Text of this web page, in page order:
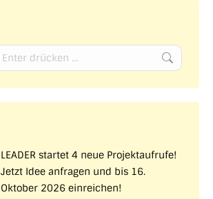
LEADER startet 4 neue Projektaufrufe!
Jetzt Idee anfragen und bis 16.
Oktober 2026 einreichen!